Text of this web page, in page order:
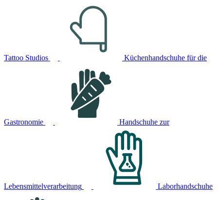
Tattoo Studios Küchenhandschuhe für die
Gastronomie Handschuhe zur
Lebensmittelverarbeitung Laborhandschuhe